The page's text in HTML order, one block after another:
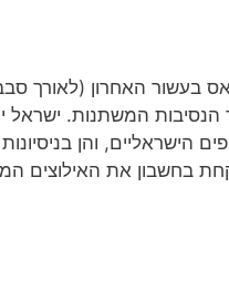
בעשור האחרון (לאורך
המשתנות. ישראל
הישראליים, והן בניסיונות
בחשבון את האילוצים